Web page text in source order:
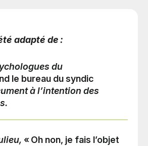
adapté de :
du
le bureau du syndic
à l’intention des
« Oh non, je fais l’objet